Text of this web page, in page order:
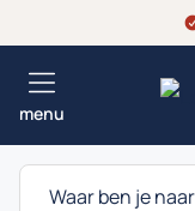
naar
inhoud
menu
Producten
zoeken